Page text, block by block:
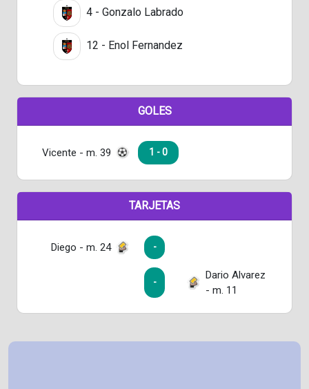
4 - Gonzalo Labrado
12 - Enol Fernandez
GOLES
Vicente - m. 39 1 - 0
TARJETAS
Diego - m. 24 -
-
Dario Alvarez
- m. 11